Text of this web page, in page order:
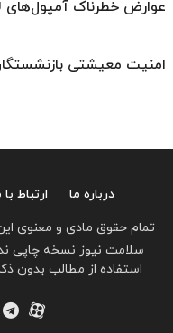
عوارض خطرناک آمپول‌های
امنیت معیشتی
درباره ما ارتباط با
تمام حقوق مادی و معنوی
سلامت نیوز نسخه چاپی
استفاده از مطالب بدون